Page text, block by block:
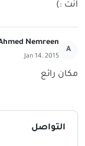
انت :)
A
Nemreen
Jan 14, 2015
مكان رائع
التواصل